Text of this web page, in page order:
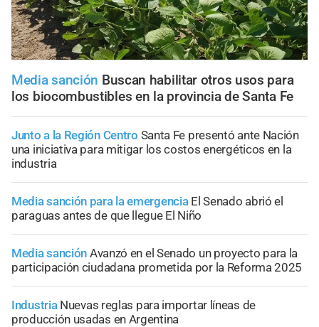
Media sanción Buscan habilitar otros usos para
los biocombustibles en la provincia de Santa Fe
Junto a la Región Centro Santa Fe presentó ante Nación
una iniciativa para mitigar los costos energéticos en la
industria
Media sanción para la emergencia El Senado abrió el
paraguas antes de que llegue El Niño
Media sanción Avanzó en el Senado un proyecto para la
participación ciudadana prometida por la Reforma 2025
Industria Nuevas reglas para importar líneas de
producción usadas en Argentina